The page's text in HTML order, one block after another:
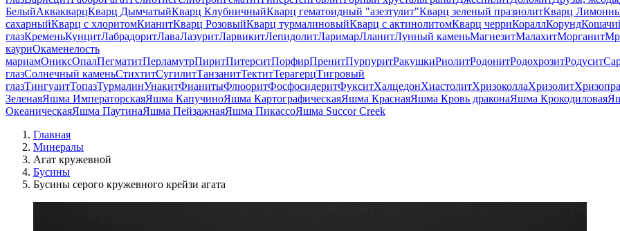
БелыйАквакварцКварц ДымчатыйКварц КлубничныйКварц гематоидный "азезтулит"Кварц зеленый празиолитКварц
сахарныйКварц с хлоритомКианитКварц РозовыйКварц турмалиновыйКварц с актинолитомКварц черриКораллКорунд
глазКременьКунцитЛабрадоритЛаваЛазуритЛарвикитЛепидолитЛаримарЛланитЛунный каменьМагнезитМалахитМорганит
кауриОкаменелость
мариамОниксОпалПегматитПерламутрПиритПитерситПорфирПренитПурпуритРакушкиРиолитРодонитРодохрозитРодусит
глазСолнечный каменьСтихтитСугилитТанзанитТектитТерагерцТигровый
глазТингуаитТопазТурмалинУнакитФианитыФлюоритФосфосидеритФукситХалцедонХиастолитХризоколлаХризолит
ЗеленаяЯшма ИмператорскаяЯшма КапучиноЯшма КартографическаяЯшма КраснаяЯшма Кровь драконаЯшма Крокодиловая
ОкеаническаяЯшма ПаутинаЯшма ПейзажнаяЯшма ПикассоЯшма Succor Creek
Главная
Минералы
Агат кружевной
Бусины
Бусины серого кружевного крейзи агата